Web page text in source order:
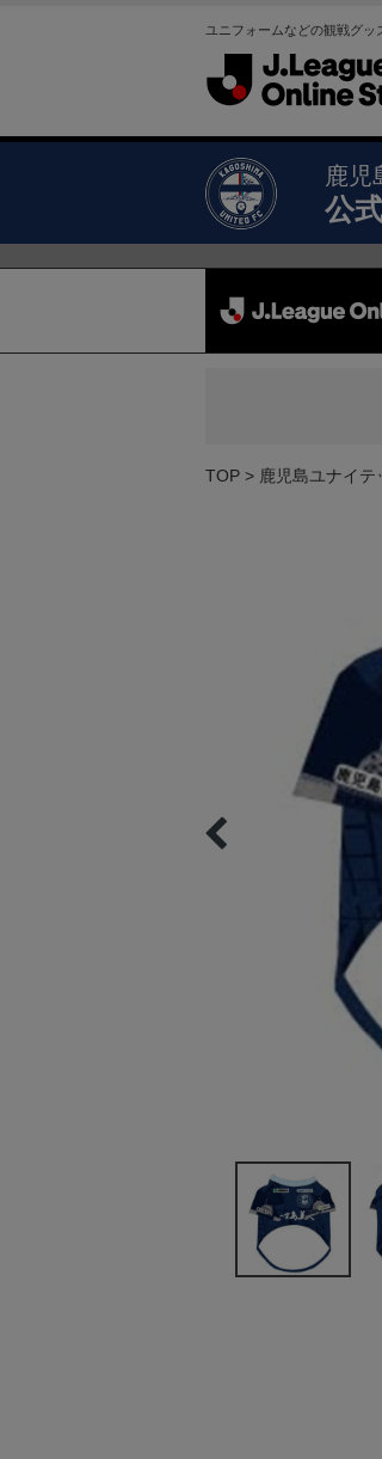
ユニフォームなどの観戦グ
鹿児
公
TOP 鹿児島ユナイテ